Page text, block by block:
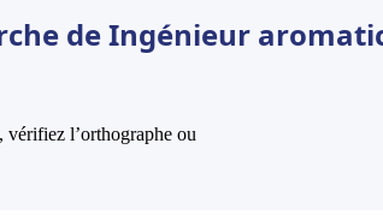
de Ingénieur
vérifiez l’orthographe ou